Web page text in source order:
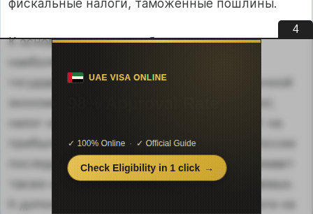
К основным налогам, обеспечивающим
наиболее весомый вклад в доходы
государственного бюджета стран с рыночной
экономикой, относятся: подоходный налог,
налог на добавленную стоимость и налог на
прибыль. В Государственном бюджете России
последних лет существенное место занимает
также налог на добычу полезных ископаемых.
К дополнительным налогам относят налоги на
3